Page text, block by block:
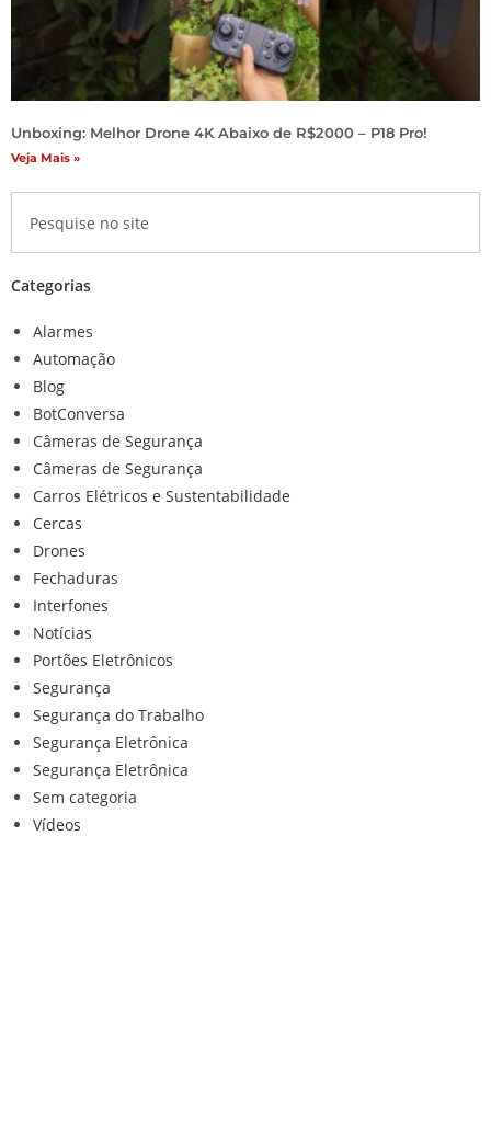
Unboxing: Melhor Drone 4K Abaixo de R$2000 – P18 Pro!
Veja Mais »
Categorias
Alarmes
Automação
Blog
BotConversa
Câmeras de Segurança
Câmeras de Segurança
Carros Elétricos e Sustentabilidade
Cercas
Drones
Fechaduras
Interfones
Notícias
Portões Eletrônicos
Segurança
Segurança do Trabalho
Segurança Eletrônica
Segurança Eletrônica
Sem categoria
Vídeos